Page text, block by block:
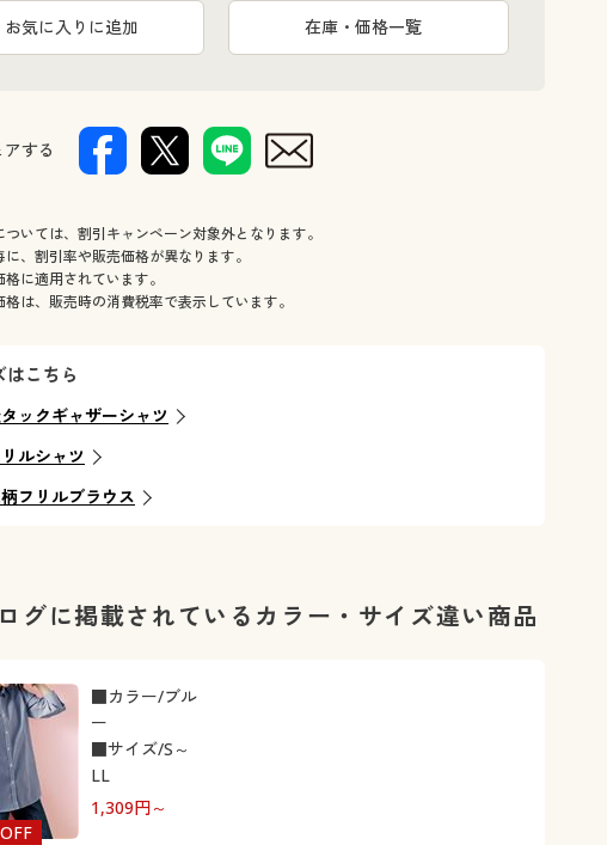
お気に入りに追加 在庫・価格一覧
する
いては、割引キャンペーン対象外となります。
、割引率や販売価格が異なります。
に適用されています。
は、販売時の消費税率で表示しています。
はこちら
ックギャザーシャツ
ルシャツ
フリルブラウス
グに掲載されているカラー・サイズ違い商品
1,309円～
■カラー/ブル
ー
■サイズ/S～
LL